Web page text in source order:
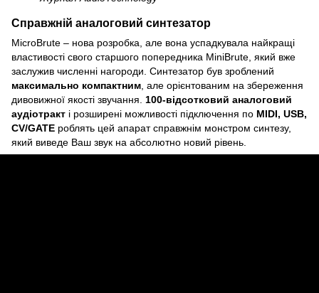
Справжній аналоговий синтезатор
MicroBrute – нова розробка, але вона успадкувала найкращі
властивості свого старшого попередника MiniBrute, який вже
заслужив численні нагороди. Синтезатор був зроблений
максимально компактним , але орієнтованим на збереження
дивовижної якості звучання. 100-відсотковий аналоговий
аудіотракт і розширені можливості підключення по MIDI, USB,
CV/GATE роблять цей апарат справжнім монстром синтезу,
який виведе Ваш звук на абсолютно новий рівень.